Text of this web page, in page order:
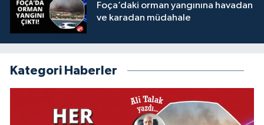
Foça’daki orman yangınına havadan
ve karadan müdahale
Kategori Haberler